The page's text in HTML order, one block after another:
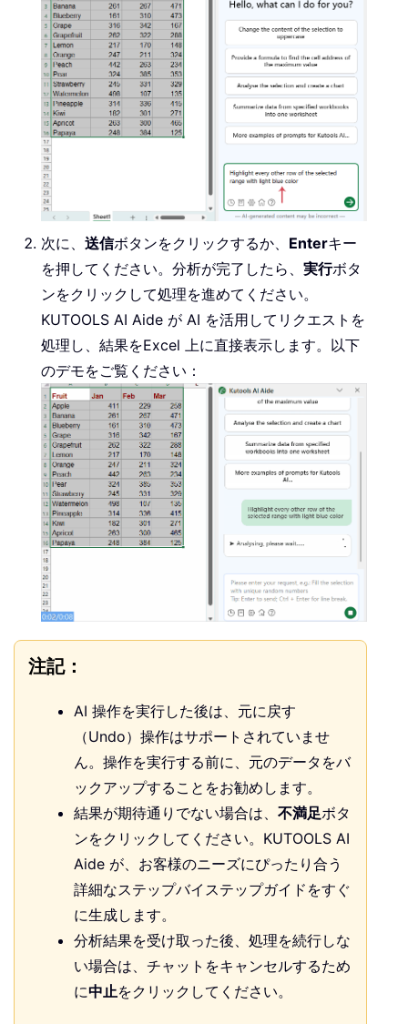
次に、 送信ボタンをクリックするか、 Enterキー
を押してください。分析が完了したら、 実行ボタ
ンをクリックして処理を進めてください。
KUTOOLS AI Aide が AI を活用してリクエストを
処理し、結果をExcel 上に直接表示します。以下
のデモをご覧ください：
注記：
AI 操作を実行した後は、元に戻す
（Undo）操作はサポートされていませ
ん。操作を実行する前に、元のデータをバ
ックアップすることをお勧めします。
結果が期待通りでない場合は、 不満足ボタ
ンをクリックしてください。KUTOOLS AI
Aide が、お客様のニーズにぴったり合う
詳細なステップバイステップガイドをすぐ
に生成します。
分析結果を受け取った後、処理を続行しな
い場合は、チャットをキャンセルするため
に中止をクリックしてください。